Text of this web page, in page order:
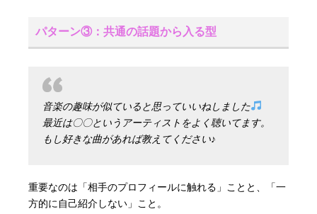
パターン③：共通の話題から入る型
音楽の趣味が似ていると思っていいねしました
最近は〇〇というアーティストをよく聴いてます。
もし好きな曲があれば教えてください♪
重要なのは「相手のプロフィールに触れる」ことと、「一
方的に自己紹介しない」こと。